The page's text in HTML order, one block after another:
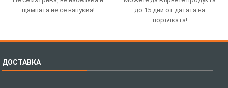
щампата не се напуква!
до 15 дни от датата на
поръчката!
ДОСТАВКА